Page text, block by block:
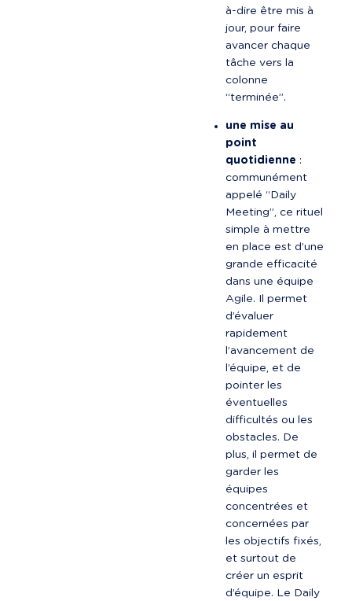
à-dire être mis à
jour, pour faire
avancer chaque
tâche vers la
colonne
“terminée”.
une mise au
point
quotidienne :
communément
appelé “Daily
Meeting”, ce rituel
simple à mettre
en place est d’une
grande efficacité
dans une équipe
Agile. Il permet
d’évaluer
rapidement
l’avancement de
l’équipe, et de
pointer les
éventuelles
difficultés ou les
obstacles. De
plus, il permet de
garder les
équipes
concentrées et
concernées par
les objectifs fixés,
et surtout de
créer un esprit
d’équipe. Le Daily